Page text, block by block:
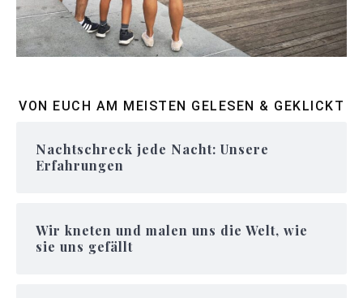
VON EUCH AM MEISTEN GELESEN & GEKLICKT
Nachtschreck jede Nacht: Unsere
Erfahrungen
Wir kneten und malen uns die Welt, wie
sie uns gefällt